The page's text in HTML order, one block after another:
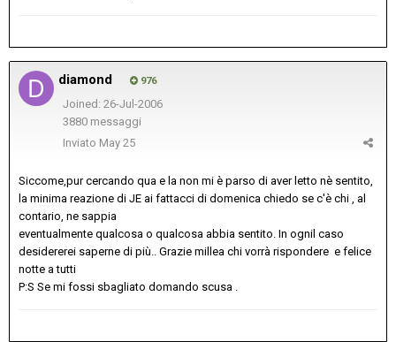
diamond 976
Joined: 26-Jul-2006
3880 messaggi
Inviato May 25
Siccome,pur cercando qua e la non mi è parso di aver letto nè sentito,
la minima reazione di JE ai fattacci di domenica chiedo se c'è chi , al
contario, ne sappia
eventualmente qualcosa o qualcosa abbia sentito. In ognil caso
desidererei saperne di più.. Grazie millea chi vorrà rispondere e felice
notte a tutti
P:S Se mi fossi sbagliato domando scusa .